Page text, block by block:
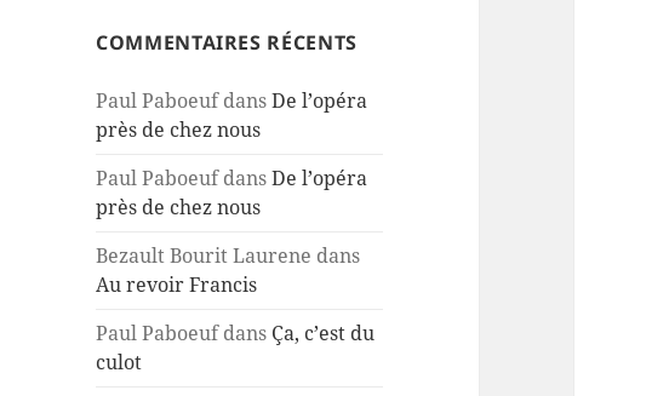
COMMENTAIRES RÉCENTS
Paul PaboeufdansDe l’opéra
près de chez nous
Paul PaboeufdansDe l’opéra
près de chez nous
Bezault Bourit Laurene dans
Au revoir Francis
Paul Paboeufdans Ça, c’est du
culot